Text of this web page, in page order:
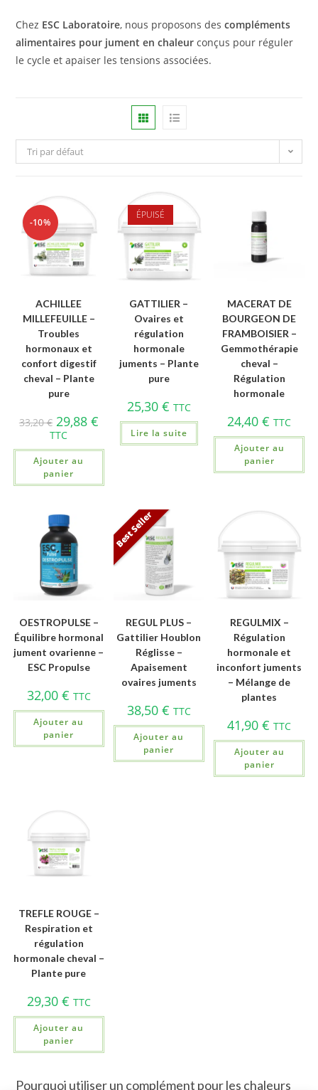
Chez ESC Laboratoire, nous proposons descompléments
alimentaires pour jument en chaleur conçus pour réguler
le cycle et apaiser les tensions associées.
Tri par défaut
-10%
ACHILLEE
MILLEFEUILLE –
Troubles
hormonaux et
confort digestif
cheval – Plante
pure
33,20€ 29,88 €
TTC
Ajouter au
panier
ÉPUISÉ
GATTILIER –
Ovaires et
régulation
hormonale
juments – Plante
pure
25,30 € TTC
Lire la suite
MACERAT DE
BOURGEON DE
FRAMBOISIER –
Gemmothérapie
cheval –
Régulation
hormonale
24,40€ TTC
Ajouter au
panier
OESTROPULSE –
Équilibre hormonal
jument ovarienne –
ESC Propulse
32,00 € TTC
Ajouter au
panier
Best Seller
REGUL PLUS –
Gattilier Houblon
Réglisse –
Apaisement
ovaires juments
38,50 € TTC
Ajouter au
panier
REGULMIX –
Régulation
hormonale et
inconfort juments
– Mélange de
plantes
41,90€ TTC
Ajouter au
panier
TREFLE ROUGE –
Respiration et
régulation
hormonale cheval –
Plante pure
29,30 € TTC
Ajouter au
panier
Pourquoi utiliser un complément pour les chaleurs